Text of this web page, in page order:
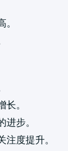
。
步。
度提升。